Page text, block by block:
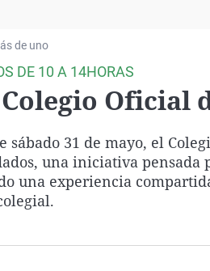
de uno
DE 10 A 14HORAS
Oficial
31 de mayo, el
una iniciativa pensada
una experiencia